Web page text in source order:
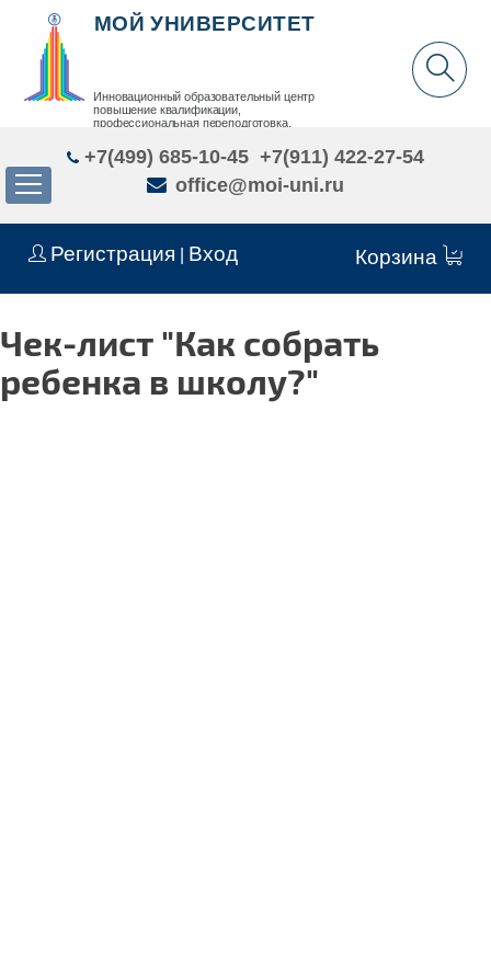
Регистрация Вход Корзина
МОЙ УНИВЕРСИТЕТ
Инновационный образовательный центр
повышение квалификации,
профессиональная переподготовка,
+7(499) 685-10-45 +7(911) 422-27-54
office@moi-uni.ru
Чек-лист "Как собрать
ребенка в школу?"